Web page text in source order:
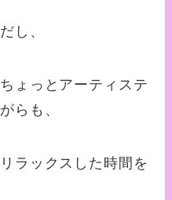
し、
ょっとアーティステ
らも、
ラックスした時間を